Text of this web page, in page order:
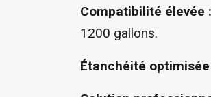
Compatibilité élevée :
1200 gallons.
Étanchéité optimisée